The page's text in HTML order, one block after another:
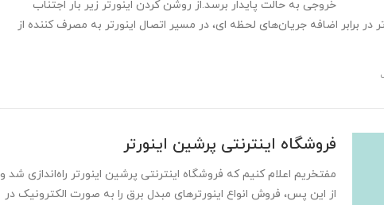
خروجی به حالت پایدار برسد.از روشن کردن اینورتر زیر بار اجتناب
برابر اضافه جریان‌های لحظه ای، در مسیر اتصال اینورتر به مصرف کننده از
فروشگاه اینترنتی پرشین اینورتر
​​​​مفتخریم اعلام کنیم که فروشگاه اینترنتی پرشین اینورتر راه‌اندازی شد و
از این پس، فروش انواع اینورترهای مبدل برق را به صورت الکترونیک در